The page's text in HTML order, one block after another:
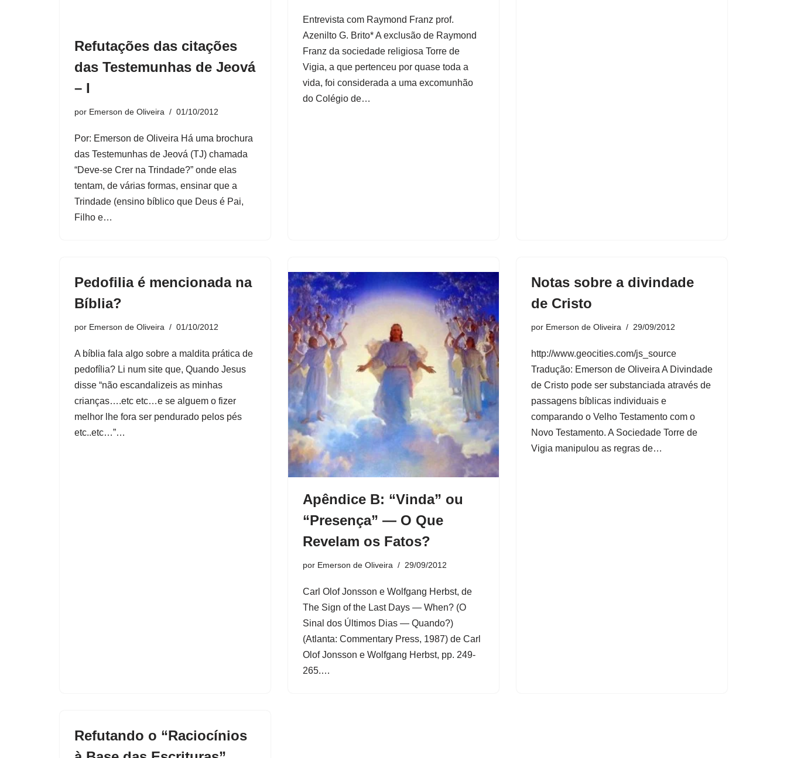
Refutações das citações
das Testemunhas de Jeová
– I
por Emerson de Oliveira 01/10/2012
Por: Emerson de Oliveira Há uma brochura
das Testemunhas de Jeová (TJ) chamada
“Deve-se Crer na Trindade?” onde elas
tentam, de várias formas, ensinar que a
Trindade (ensino bíblico que Deus é Pai,
Filho e…
Entrevista com Raymond Franz prof.
Azenilto G. Brito* A exclusão de Raymond
Franz da sociedade religiosa Torre de
Vigia, a que pertenceu por quase toda a
vida, foi considerada a uma excomunhão
do Colégio de…
Pedofilia é mencionada na
Bíblia?
por Emerson de Oliveira 01/10/2012
A bíblia fala algo sobre a maldita prática de
pedofília? Li num site que, Quando Jesus
disse “não escandalizeis as minhas
crianças….etc etc…e se alguem o fizer
melhor lhe fora ser pendurado pelos pés
etc..etc…”…
Apêndice B: “Vinda” ou
“Presença” — O Que
Revelam os Fatos?
por Emerson de Oliveira 29/09/2012
Carl Olof Jonsson e Wolfgang Herbst, de
The Sign of the Last Days — When? (O
Sinal dos Últimos Dias — Quando?)
(Atlanta: Commentary Press, 1987) de Carl
Olof Jonsson e Wolfgang Herbst, pp. 249-
265.…
Notas sobre a divindade
de Cristo
por Emerson de Oliveira 29/09/2012
http://www.geocities.com/js_source
Tradução: Emerson de Oliveira A Divindade
de Cristo pode ser substanciada através de
passagens bíblicas individuais e
comparando o Velho Testamento com o
Novo Testamento. A Sociedade Torre de
Vigia manipulou as regras de…
Refutando o “Raciocínios